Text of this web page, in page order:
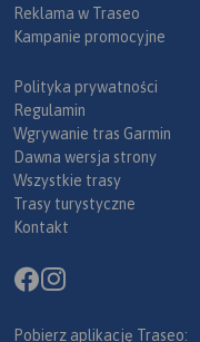
Reklama w Traseo
Kampanie promocyjne
Polityka prywatności
Regulamin
Wgrywanie tras Garmin
Dawna wersja strony
Wszystkie trasy
Trasy turystyczne
Kontakt
Pobierz aplikację Traseo: